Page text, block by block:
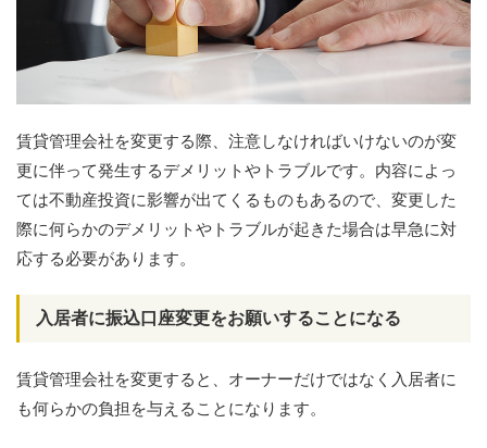
賃貸管理会社を変更する際、注意しなければいけないのが変
更に伴って発生するデメリットやトラブルです。内容によっ
ては不動産投資に影響が出てくるものもあるので、変更した
際に何らかのデメリットやトラブルが起きた場合は早急に対
応する必要があります。
入居者に振込口座変更をお願いすることになる
賃貸管理会社を変更すると、オーナーだけではなく入居者に
も何らかの負担を与えることになります。